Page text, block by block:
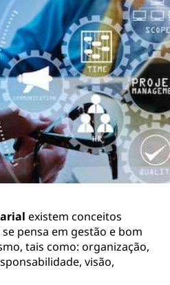
existem conceitos
pensa em gestão e bom
tais como: organização,
visão,